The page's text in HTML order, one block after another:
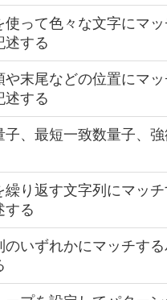
使って色々な文字にマッ
述する
や末尾などの位置にマッ
述する
子、最短一致数量子、
繰り返す文字列にマッ
する
のいずれかにマッチす